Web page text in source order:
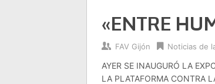
«ENTRE
FAV Gijón Noticias de
AYER SE INAUGURÓ LA
LA PLATAFORMA CONTRA